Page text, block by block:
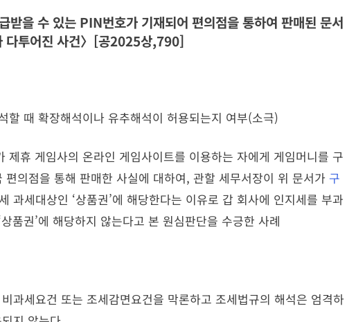
받을 수 있는 PIN번호가 기재되어 편의점을 통하여 판매된 문서
다투어진 사건〉[공2025상,790]
때 확장해석이나 유추해석이 허용되는지 여부(소극)
휴 게임사의 온라인 게임사이트를 이용하는 자에게 게임머니를 구
의점을 통해 판매한 사실에 대하여, 관할 세무서장이 위 문서가 구
과세대상인 ‘상품권’에 해당한다는 이유로 갑 회사에 인지세를 부과
품권’에 해당하지 않는다고 본 원심판단을 수긍한 사례
과세요건 또는 조세감면요건을 막론하고 조세법규의 해석은 엄격하
이버 범죄 55%가
[KOR] AI 기반 ‘성착취물 탐지 프로그램’ 개